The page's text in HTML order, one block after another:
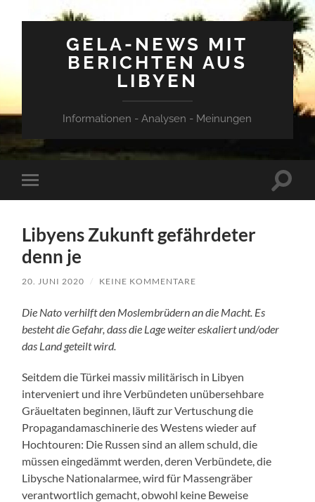
GELA-NEWS MIT
BERICHTEN AUS
LIBYEN
Informationen - Analysen - Meinungen
Mobile-
Menü
Libyens Zukunft gefährdeter
denn je
20. JUNI 2020 / KEINE KOMMENTARE
Die Nato verhilft den Moslembrüdern an die Macht. Es
besteht die Gefahr, dass die Lage weiter eskaliert und/oder
das Land geteilt wird.
Seitdem die Türkei massiv militärisch in Libyen
interveniert und ihre Verbündeten unübersehbare
Gräueltaten beginnen, läuft zur Vertuschung die
Propagandamaschinerie des Westens wieder auf
Hochtouren: Die Russen sind an allem schuld, die
müssen eingedämmt werden, deren Verbündete, die
Libysche Nationalarmee, wird für Massengräber
verantwortlich gemacht, obwohl keine Beweise